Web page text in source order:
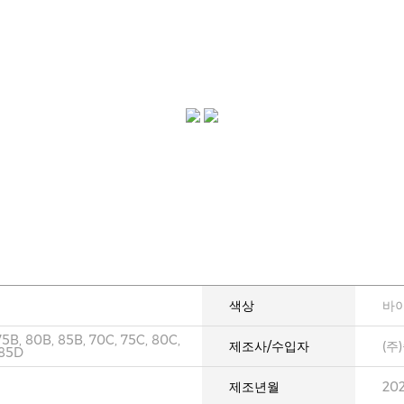
색상 바
80B, 85B, 70C, 75C, 80C, 제조사/수입자 (주
제조년월